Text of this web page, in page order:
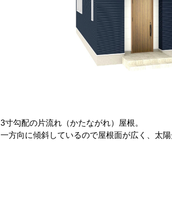
3寸勾配の片流れ（かたながれ）屋根。
一方向に傾斜しているので屋根面が広く、太